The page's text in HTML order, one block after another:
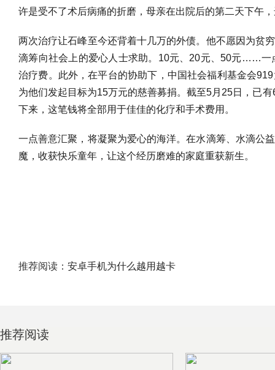
许是受不了术后病痛的折磨，母亲在出院后的第二天下午
两次治疗让石峰至今还背着十几万的外债。他不愿因为贫
滴筹向社会上的爱心人士求助。10元、20元、50元……一
治疗费。此外，在平台的协助下，中国社会福利基金会
为他们发起目标为15万元的慈善募捐。截至5月25日，已
下来，这笔钱将全部用于佳佳的化疗和手术费用。
一点善意汇聚，将凝聚为爱心的海洋。在水滴筹、水滴公
魔，收获快乐童年，让这个经历磨难的家庭重获新生。
推荐阅读： 安卓手机为什么越用越卡
推荐阅读